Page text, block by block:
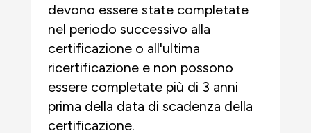
devono essere state completate
nel periodo successivo alla
certificazione o all'ultima
ricertificazione e non possono
essere completate più di 3 anni
prima della data di scadenza della
certificazione.